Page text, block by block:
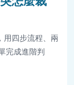
用四步流程、兩
完成進階判